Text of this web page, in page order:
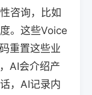
咨询，比如
。这些Voice
重置这些业
AI会介绍产
，AI记录内